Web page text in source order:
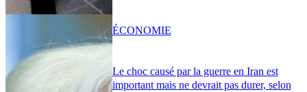
Le choc causé par la guerre en Iran est
important mais ne devrait pas durer, selon
ÉCONOMIE